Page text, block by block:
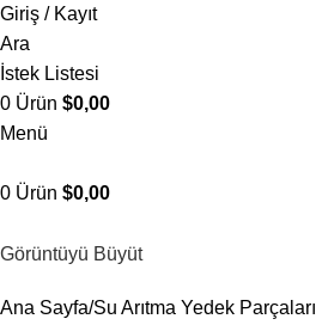
Giriş / Kayıt
Ara
İstek Listesi
0 Ürün $0,00
Menü
0 Ürün $0,00
Görüntüyü Büyüt
Ana Sayfa Su Arıtma Yedek Parçaları